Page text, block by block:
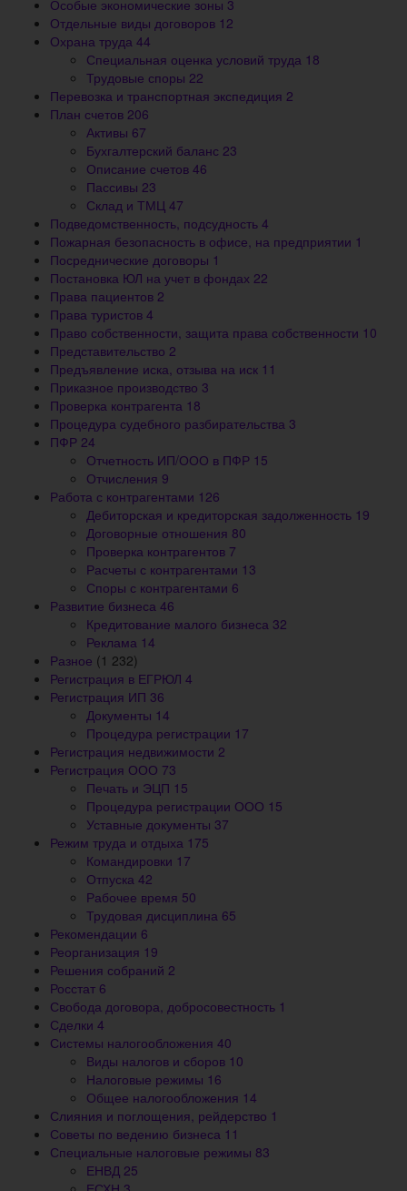
Особые экономические зоны 3
Отдельные виды договоров 12
Охрана труда 44
Специальная оценка условий труда 18
Трудовые споры 22
Перевозка и транспортная экспедиция 2
План счетов 206
Активы 67
Бухгалтерский баланс 23
Описание счетов 46
Пассивы 23
Склад и ТМЦ 47
Подведомственность, подсудность 4
Пожарная безопасность в офисе, на предприятии 1
Посреднические договоры 1
Постановка ЮЛ на учет в фондах 22
Права пациентов 2
Права туристов 4
Право собственности, защита права собственности 10
Представительство 2
Предъявление иска, отзыва на иск 11
Приказное производство 3
Проверка контрагента 18
Процедура судебного разбирательства 3
ПФР 24
Отчетность ИП/ООО в ПФР 15
Отчисления 9
Работа с контрагентами 126
Дебиторская и кредиторская задолженность 19
Договорные отношения 80
Проверка контрагентов 7
Расчеты с контрагентами 13
Споры с контрагентами 6
Развитие бизнеса 46
Кредитование малого бизнеса 32
Реклама 14
Разное (1 232)
Регистрация в ЕГРЮЛ 4
Регистрация ИП 36
Документы 14
Процедура регистрации 17
Регистрация недвижимости 2
Регистрация ООО 73
Печать и ЭЦП 15
Процедура регистрации ООО 15
Уставные документы 37
Режим труда и отдыха 175
Командировки 17
Отпуска 42
Рабочее время 50
Трудовая дисциплина 65
Рекомендации 6
Реорганизация 19
Решения собраний 2
Росстат 6
Свобода договора, добросовестность 1
Сделки 4
Системы налогообложения 40
Виды налогов и сборов 10
Налоговые режимы 16
Общее налогообложения 14
Слияния и поглощения, рейдерство 1
Советы по ведению бизнеса 11
Специальные налоговые режимы 83
ЕНВД 25